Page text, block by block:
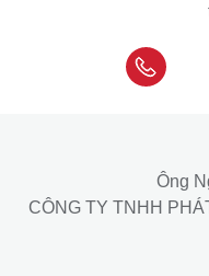
Ông
CÔNG TY TNHH